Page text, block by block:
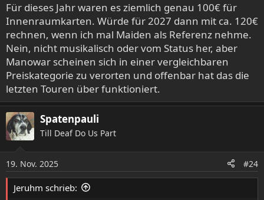
Für dieses Jahr waren es ziemlich genau 100€ für
Innenraumkarten. Würde für 2027 dann mit ca. 120€
rechnen, wenn ich mal Maiden als Referenz nehme.
Nein, nicht musikalisch oder vom Status her, aber
Manowar scheinen sich in einer vergleichbaren
Preiskategorie zu verorten und offenbar hat das die
letzten Touren über funktioniert.
Spatenpauli
Till Deaf Do Us Part
19. Nov. 2025 #24
Jeruhm schrieb: